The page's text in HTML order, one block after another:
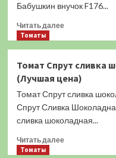
(Лучшая
цена)
Бабушкин внучок F176...
Читать далееПрочитать
Екатерина
F1
(0,2
гр.)
цена)
Томаты
Томат Спрут сливка
(Лучшая цена)
Томат Спрут сливка
Спрут Сливка
сливка шоколадная...
Читать далееПрочитать
Томаты